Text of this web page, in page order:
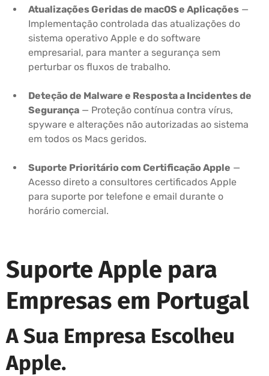
Atualizações Geridas de macOS e Aplicações —
Implementação controlada das atualizações do
sistema operativo Apple e do software
empresarial, para manter a segurança sem
perturbar os fluxos de trabalho.
Deteção de Malware e Resposta a Incidentes de
Segurança — Proteção contínua contra vírus,
spyware e alterações não autorizadas ao sistema
em todos os Macs geridos.
Suporte Prioritário com Certificação Apple —
Acesso direto a consultores certificados Apple
para suporte por telefone e email durante o
horário comercial.
Suporte Apple para
Empresas em Portugal
A Sua Empresa Escolheu
Apple.